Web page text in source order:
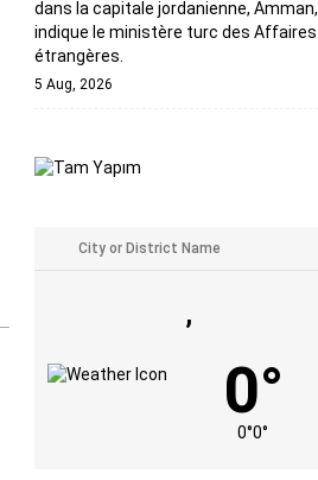
dans la capitale jordanienne, Amman,
indique le ministère turc des Affaires
étrangères.
5 Aug, 2026
,
0°
0°0°